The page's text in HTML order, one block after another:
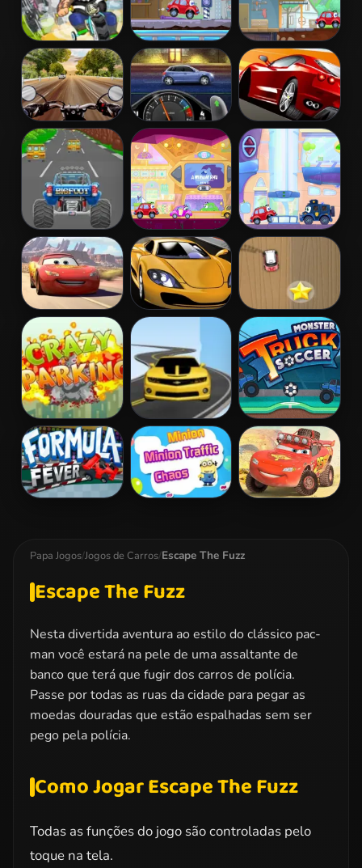
Madmen Racing Wheely 4 -
Time Travel
Wheely 5 -
Armageddon
Highway Rider
Extreme
StreetRace
Fury
Chase Racing
Cars
Turbotastic Wheely 6:
Fairytale
Wheely 7:
Detective
Lightnings Off
Road Training Booster
Mini Race Rush
Crazy Parking Road Racer Monster Truck
Soccer
Papa Jogos/Jogos de Carros/Escape The Fuzz
Escape The Fuzz
Nesta divertida aventura ao estilo do clássico pac-
man você estará na pele de uma assaltante de
banco que terá que fugir dos carros de polícia.
Passe por todas as ruas da cidade para pegar as
moedas douradas que estão espalhadas sem ser
pego pela polícia.
Como Jogar Escape The Fuzz
Todas as funções do jogo são controladas pelo
toque na tela.